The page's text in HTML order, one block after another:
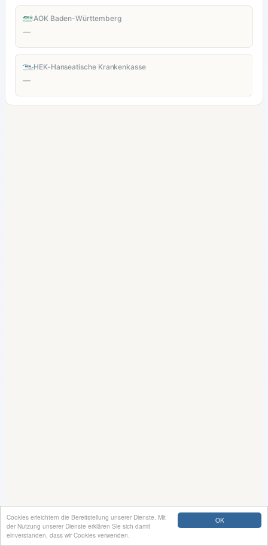
OK
Cookies erleichtern die Bereitstellung unserer Dienste. Mit
der Nutzung unserer Dienste erklären Sie sich damit
einverstanden, dass wir Cookies verwenden.
AOK Baden-Württemberg
—
HEK-Hanseatische Krankenkasse
—